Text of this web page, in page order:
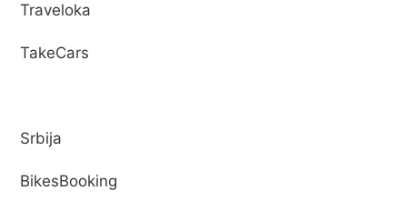
Traveloka
TakeCars
Srbija
BikesBooking